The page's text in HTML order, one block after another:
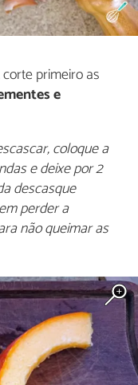
primeiro as
e
coloque a
e deixe por 2
descasque
perder a
não queimar as